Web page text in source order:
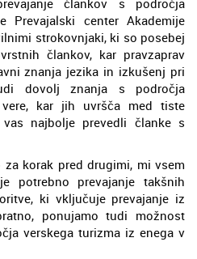
člankov s področja
Prevajalski center Akademije
strokovnjaki, ki so posebej
člankov, kar pravzaprav
znanja jezika in izkušenj pri
dovolj znanja s področja
kar jih uvršča med tiste
najbolje prevedli članke s
korak pred drugimi, mi vsem
potrebno prevajanje takšnih
ki vključuje prevajanje iz
ponujamo tudi možnost
verskega turizma iz enega v